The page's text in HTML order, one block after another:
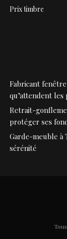
Prix timbre
Fabricant
qu’attendent les
Retrait-
protéger ses
Garde-meuble à
sérénité